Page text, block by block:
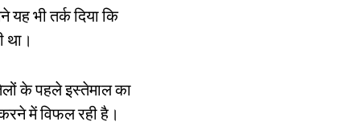
भी तर्क दिया कि
था।
के पहले इस्तेमाल का
में विफल रही है।